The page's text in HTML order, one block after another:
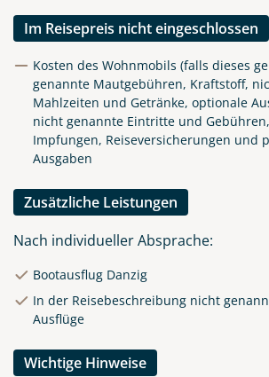
Im Reisepreis nicht eingeschlossen
Kosten des Wohnmobils (falls dieses
genannte Mautgebühren, Kraftstoff,
Mahlzeiten und Getränke, optionale
nicht genannte Eintritte und
Impfungen, Reiseversicherungen und
Ausgaben
Zusätzliche Leistungen
Nach individueller Absprache:
Bootausflug Danzig
In der Reisebeschreibung nicht
Ausflüge
Wichtige Hinweise